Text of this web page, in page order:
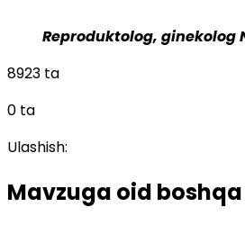
Reproduktolog, ginekolog
8923 ta
0 ta
Ulashish:
Mavzuga oid